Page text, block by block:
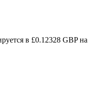
в £0.12328 GBP на